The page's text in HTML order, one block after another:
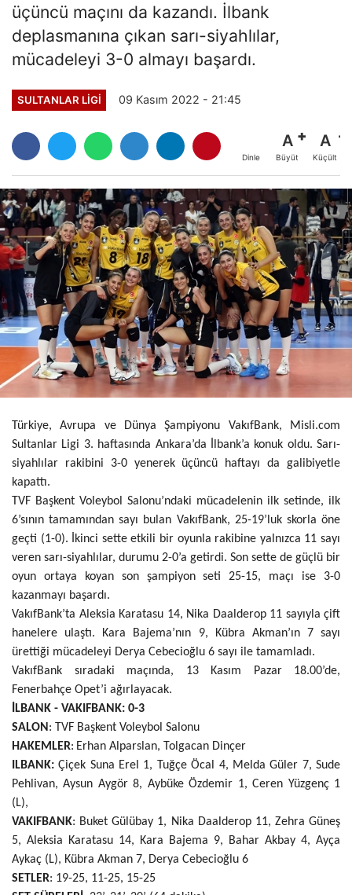
üçüncü maçını da kazandı. İlbank
deplasmanına çıkan sarı-siyahlılar,
mücadeleyi 3-0 almayı başardı.
SULTANLAR LIGI 09 Kasım 2022 - 21:45
Dinle
A
Büyüt
A
Küçült
Türkiye, Avrupa ve Dünya Şampiyonu VakıfBank, Misli.com
Sultanlar Ligi 3. haftasında Ankara’da İlbank’a konuk oldu. Sarı-
siyahlılar rakibini 3-0 yenerek üçüncü haftayı da galibiyetle
kapattı.
TVF Başkent Voleybol Salonu’ndaki mücadelenin ilk setinde, ilk
6’sının tamamından sayı bulan VakıfBank, 25-19’luk skorla öne
geçti (1-0). İkinci sette etkili bir oyunla rakibine yalnızca 11 sayı
veren sarı-siyahlılar, durumu 2-0’a getirdi. Son sette de güçlü bir
oyun ortaya koyan son şampiyon seti 25-15, maçı ise 3-0
kazanmayı başardı.
VakıfBank’ta Aleksia Karatasu 14, Nika Daalderop 11 sayıyla çift
hanelere ulaştı. Kara Bajema’nın 9, Kübra Akman’ın 7 sayı
ürettiği mücadeleyi Derya Cebecioğlu 6 sayı ile tamamladı.
VakıfBank sıradaki maçında, 13 Kasım Pazar 18.00’de,
Fenerbahçe Opet’i ağırlayacak.
İLBANK - VAKIFBANK: 0-3
SALON : TVF Başkent Voleybol Salonu
HAKEMLER: Erhan Alparslan, Tolgacan Dinçer
ILBANK:Çiçek Suna Erel 1, Tuğçe Öcal 4, Melda Güler 7, Sude
Pehlivan, Aysun Aygör 8, Aybüke Özdemir 1, Ceren Yüzgenç 1
(L),
VAKIFBANK: Buket Gülübay 1, Nika Daalderop 11, Zehra Güneş
5, Aleksia Karatasu 14, Kara Bajema 9, Bahar Akbay 4, Ayça
Aykaç (L), Kübra Akman 7, Derya Cebecioğlu 6
SETLER: 19-25, 11-25, 15-25